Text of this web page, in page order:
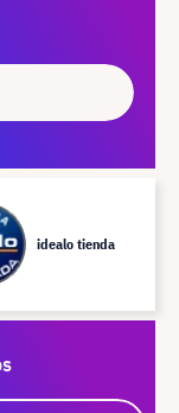
idealo tienda